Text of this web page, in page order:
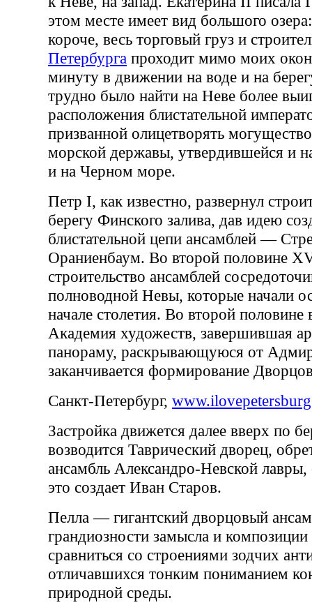
этом месте имеет вид большого
короче, весь торговый груз и
Петербурга проходит мимо моих
минуту в движении на воде и на
трудно было найти на Неве более
расположения блистательной
призванной олицетворять
морской державы, утвердившейся и
и на Черном море.
Петр I, как известно, развернул
берегу Финского залива, дав идею
блистательной цепи ансамблей —
Ораниенбаум. Во второй половине
строительство ансамблей
полноводной Невы, которые начали
начале столетия. Во второй половине
Академия художеств, завершившая
панораму, раскрывающуюся от
заканчивается формирование
Санкт-Петербург,
Застройка движется далее вверх по
возводится Таврический дворец,
ансамбль Александро-Невской
это создает Иван Старов.
Пелла — гигантский дворцовый
грандиозности замысла и
сравниться со строениями зодчих
отличавшихся тонким пониманием
природной среды.